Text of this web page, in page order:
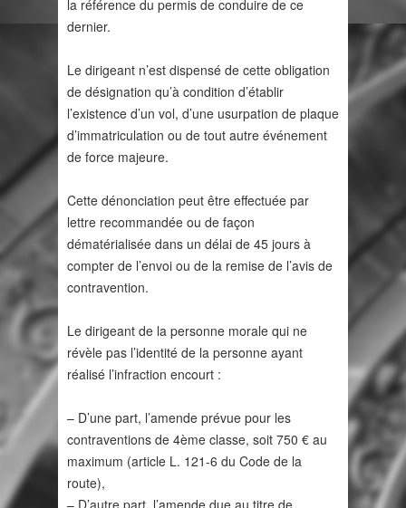
la référence du permis de conduire de ce
dernier.
Le dirigeant n’est dispensé de cette obligation
de désignation qu’à condition d’établir
l’existence d’un vol, d’une usurpation de plaque
d’immatriculation ou de tout autre événement
de force majeure.
Cette dénonciation peut être effectuée par
lettre recommandée ou de façon
dématérialisée dans un délai de 45 jours à
compter de l’envoi ou de la remise de l’avis de
contravention.
Le dirigeant de la personne morale qui ne
révèle pas l’identité de la personne ayant
réalisé l’infraction encourt :
– D’une part, l’amende prévue pour les
contraventions de 4ème classe, soit 750 € au
maximum (article L. 121-6 du Code de la
route),